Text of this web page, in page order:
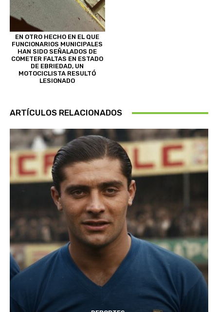
EN OTRO HECHO EN EL QUE
FUNCIONARIOS MUNICIPALES
HAN SIDO SEÑALADOS DE
COMETER FALTAS EN ESTADO
DE EBRIEDAD, UN
MOTOCICLISTA RESULTÓ
LESIONADO
ARTÍCULOS RELACIONADOS